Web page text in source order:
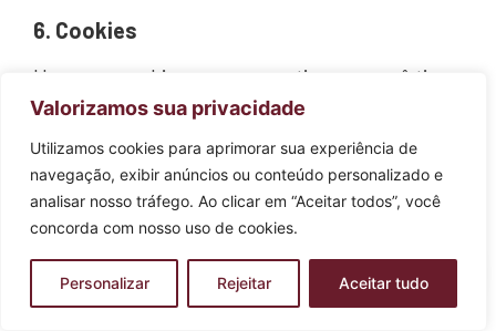
Valorizamos sua privacidade
Utilizamos cookies para aprimorar sua experiência de
navegação, exibir anúncios ou conteúdo personalizado e
analisar nosso tráfego. Ao clicar em “Aceitar todos”, você
concorda com nosso uso de cookies.
Personalizar Rejeitar Aceitar tudo
6. Cookies
Usamos cookies para garantir que você tire
o máximo proveito do nosso site.
Cookies são pequenos arquivos de texto que
armazenamos no dispositivo que você usa
para acessar o site. Os cookies nos
simplificar o uso do site. Por exemplo, um
cookie temporário também é usado para